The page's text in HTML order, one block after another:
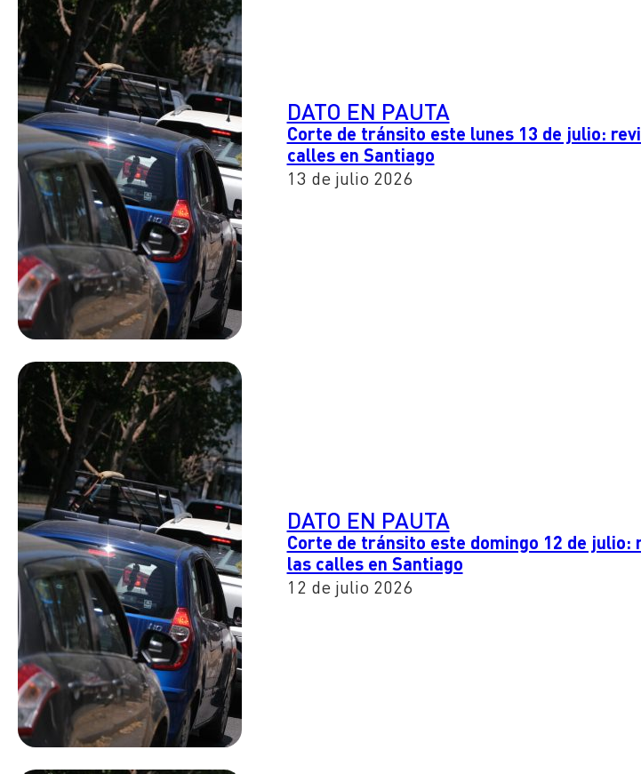
DATO EN PAUTA
Corte de tránsito este lunes 13 de julio:
calles en Santiago
13 de julio 2026
DATO EN PAUTA
Corte de tránsito este domingo 12 de julio:
las calles en Santiago
12 de julio 2026